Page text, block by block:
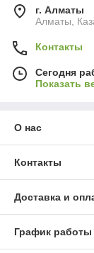
г. Алматы
Алматы,
Контакты
Сегодня
Показать
О нас
Контакты
Доставка и
График работы